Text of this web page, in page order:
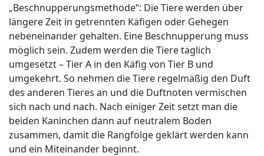
„Beschnupperungsmethode“: Die Tiere werden über
längere Zeit in getrennten Käfigen oder Gehegen
nebeneinander gehalten. Eine Beschnupperung muss
möglich sein. Zudem werden die Tiere täglich
umgesetzt – Tier A in den Käfig von Tier B und
umgekehrt. So nehmen die Tiere regelmäßig den Duft
des anderen Tieres an und die Duftnoten vermischen
sich nach und nach. Nach einiger Zeit setzt man die
beiden Kaninchen dann auf neutralem Boden
zusammen, damit die Rangfolge geklärt werden kann
und ein Miteinander beginnt.